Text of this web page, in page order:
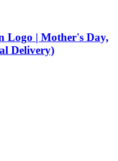
Logo | Mother's Day,
Delivery)